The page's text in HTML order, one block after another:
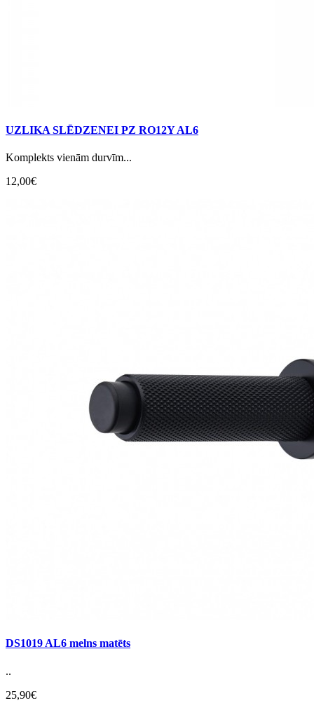
UZLIKA SLĒDZENEI PZ RO12Y AL6
Komplekts vienām durvīm...
12,00€
DS1019 AL6 melns matēts
..
25,90€